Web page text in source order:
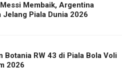
Membaik, Argentina
Jelang Piala Dunia 2026
Botania RW 43 di Piala Bola Voli
2026